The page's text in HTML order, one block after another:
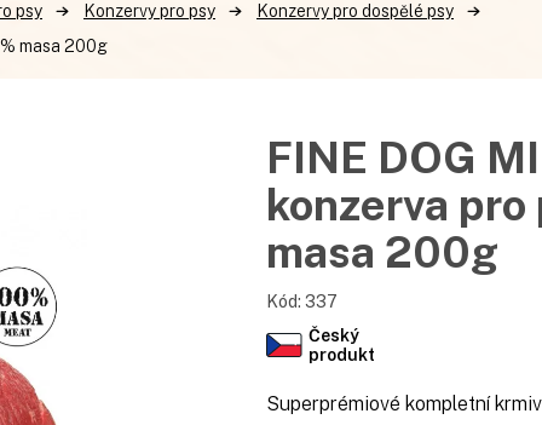
psy Konzervy pro psy
Konzervy pro dospělé psy
masa 200g
Superprémiové kompletní
FINE DOG
konzerva
masa 200g
Kód: 337
Český
produkt